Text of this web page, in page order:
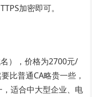
加密即可。
名），价格为2700元/
比普通CA略贵一些，
适合中大型企业、电